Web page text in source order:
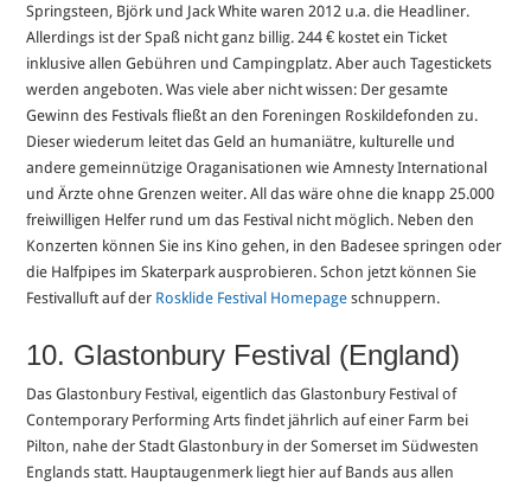
Springsteen, Björk und Jack White waren 2012 u.a. die Headliner.
Allerdings ist der Spaß nicht ganz billig. 244 € kostet ein Ticket
inklusive allen Gebühren und Campingplatz. Aber auch Tagestickets
werden angeboten. Was viele aber nicht wissen: Der gesamte
Gewinn des Festivals fließt an den Foreningen Roskildefonden zu.
Dieser wiederum leitet das Geld an humaniätre, kulturelle und
andere gemeinnützige Oraganisationen wie Amnesty International
und Ärzte ohne Grenzen weiter. All das wäre ohne die knapp 25.000
freiwilligen Helfer rund um das Festival nicht möglich. Neben den
Konzerten können Sie ins Kino gehen, in den Badesee springen oder
die Halfpipes im Skaterpark ausprobieren. Schon jetzt können Sie
Festivalluft auf der Rosklide Festival Homepage schnuppern.
10. Glastonbury Festival (England)
Das Glastonbury Festival, eigentlich das Glastonbury Festival of
Contemporary Performing Arts findet jährlich auf einer Farm bei
Pilton, nahe der Stadt Glastonbury in der Somerset im Südwesten
Englands statt. Hauptaugenmerk liegt hier auf Bands aus allen